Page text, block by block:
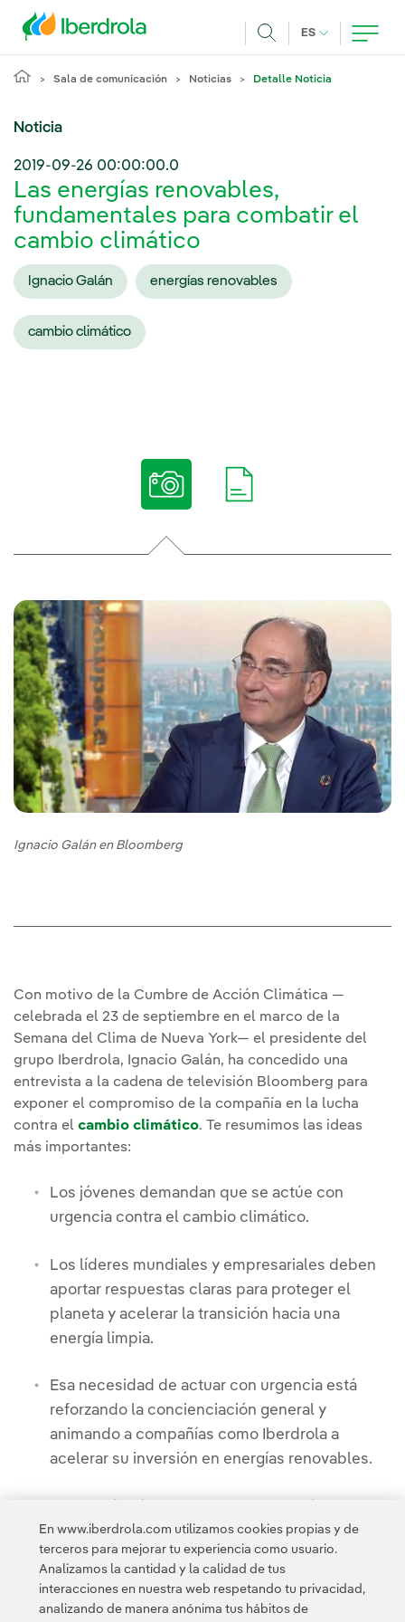
ES IDIOMA
Sala de comunicación Noticias Detalle Noticia
Noticia
2019-09-26 00:00:00.0
Las energías renovables,
fundamentales para combatir el
cambio climático
Ignacio Galán energías renovables
cambio climático
Ignacio Galán en Bloomberg
Con motivo de la Cumbre de Acción Climática —
celebrada el 23 de septiembre en el marco de la
Semana del Clima de Nueva York— el presidente del
grupo Iberdrola, Ignacio Galán, ha concedido una
entrevista a la cadena de televisión Bloomberg para
exponer el compromiso de la compañía en la lucha
contra el cambio climático. Te resumimos las ideas
más importantes:
Los jóvenes demandan que se actúe con
urgencia contra el cambio climático.
Los líderes mundiales y empresariales deben
aportar respuestas claras para proteger el
planeta y acelerar la transición hacia una
energía limpia.
Esa necesidad de actuar con urgencia está
reforzando la concienciación general y
animando a compañías como Iberdrola a
acelerar su inversión en energías renovables.
actualmente las más competitivas y están
desplazando a los combustibles fósiles.
En www.iberdrola.com utilizamos cookies propias y de
terceros para mejorar tu experiencia como usuario.
Analizamos la cantidad y la calidad de tus
interacciones en nuestra web respetando tu privacidad,
analizando de manera anónima tus hábitos de